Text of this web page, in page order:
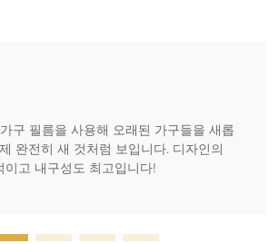
구 필름을 사용해 오래된 가구들을 새롭
완전히 새 것처럼 보입니다. 디자인의
이고 내구성도 최고입니다!